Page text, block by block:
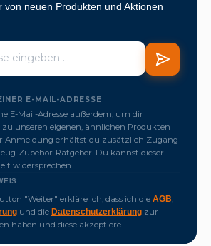
von neuen Produkten und Aktionen
E-MAIL-ADRESSE
E-Mail-Adresse außerdem, um dir
zu unseren eigenen, ähnlichen Produkten
Anmeldung erhältst du zusätzlich Zugang
Zubehör-Ratgeber. Du kannst dieser
widersprechen.
"Weiter" erkläre ich, dass ich die AGB
und die Datenschutzerklärung zur
haben und diese akzeptiere.